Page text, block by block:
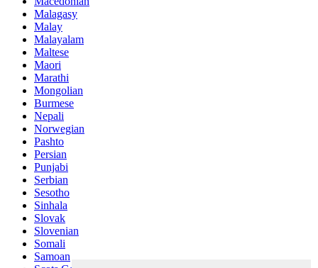
Malagasy
Malay
Malayalam
Maltese
Maori
Marathi
Mongolian
Burmese
Nepali
Norwegian
Pashto
Persian
Punjabi
Serbian
Sesotho
Sinhala
Slovak
Slovenian
Somali
Samoan